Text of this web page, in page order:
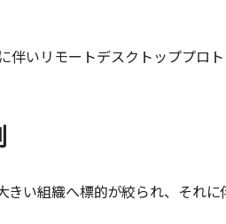
伴いリモートデスクトッププロ
い組織へ標的が絞られ、それに